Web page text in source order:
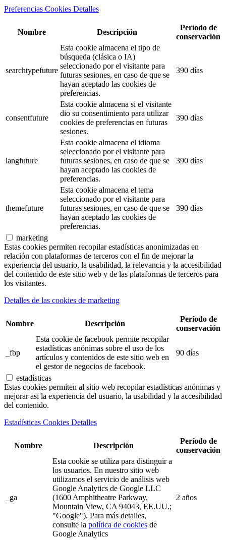
Preferencias Cookies Detalles
Nombre Descripción
Período de
conservación
searchtypefuture
Esta cookie almacena el tipo de
búsqueda (clásica o IA)
seleccionado por el visitante para
futuras sesiones, en caso de que se
hayan aceptado las cookies de
preferencias.
390 días
consentfuture
Esta cookie almacena si el visitante
dio su consentimiento para utilizar
cookies de preferencias en futuras
sesiones.
390 días
langfuture
Esta cookie almacena el idioma
seleccionado por el visitante para
futuras sesiones, en caso de que se
hayan aceptado las cookies de
preferencias.
390 días
themefuture
Esta cookie almacena el tema
seleccionado por el visitante para
futuras sesiones, en caso de que se
hayan aceptado las cookies de
preferencias.
390 días
marketing
Estas cookies permiten recopilar estadísticas anonimizadas en
relación con plataformas de terceros con el fin de mejorar la
experiencia del usuario, la usabilidad, la relevancia y la accesibilidad
del contenido de este sitio web y de las plataformas de terceros para
los visitantes.
Detalles de las cookies de marketing
Nombre Descripción
Período de
conservación
_fbp
Esta cookie de facebook permite recopilar
estadísticas anónimas sobre el uso de los
artículos y contenidos de este sitio web en
el gestor de negocios de facebook.
90 días
estadísticas
Estas cookies permiten al sitio web recopilar estadísticas anónimas y
mejorar así la experiencia del usuario, la usabilidad y la accesibilidad
del contenido.
Estadísticas Cookies Detalles
Nombre Descripción
Período de
conservación
_ga
Esta cookie se utiliza para distinguir a
los usuarios. En nuestro sitio web
utilizamos el servicio de análisis web
Google Analytics de Google LLC
(1600 Amphitheatre Parkway,
Mountain View, CA 94043, EE.UU.;
"Google"). Para más detalles,
consulte la política de cookies de
Google Analytics
2 años